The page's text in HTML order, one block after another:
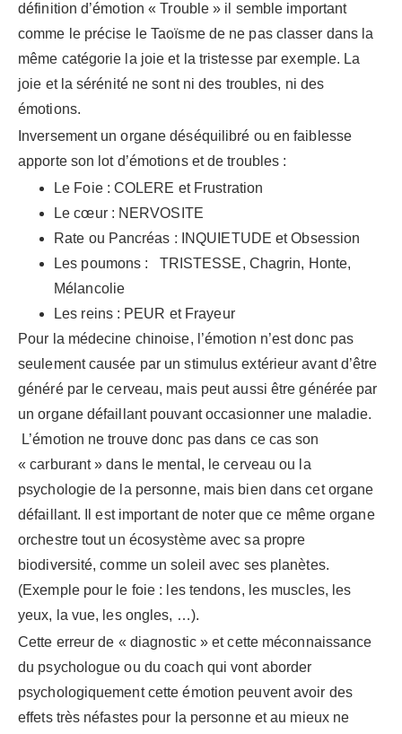
définition d’émotion « Trouble » il semble important
comme le précise le Taoïsme de ne pas classer dans la
même catégorie la joie et la tristesse par exemple. La
joie et la sérénité ne sont ni des troubles, ni des
émotions.
Inversement un organe déséquilibré ou en faiblesse
apporte son lot d’émotions et de troubles :
Le Foie : COLERE et Frustration
Le cœur : NERVOSITE
Rate ou Pancréas : INQUIETUDE et Obsession
Les poumons : TRISTESSE, Chagrin, Honte,
Mélancolie
Les reins : PEUR et Frayeur
Pour la médecine chinoise, l’émotion n’est donc pas
seulement causée par un stimulus extérieur avant d’être
généré par le cerveau, mais peut aussi être générée par
un organe défaillant pouvant occasionner une maladie.
L’émotion ne trouve donc pas dans ce cas son
« carburant » dans le mental, le cerveau ou la
psychologie de la personne, mais bien dans cet organe
défaillant. Il est important de noter que ce même organe
orchestre tout un écosystème avec sa propre
biodiversité, comme un soleil avec ses planètes.
(Exemple pour le foie : les tendons, les muscles, les
yeux, la vue, les ongles, …).
Cette erreur de « diagnostic » et cette méconnaissance
du psychologue ou du coach qui vont aborder
psychologiquement cette émotion peuvent avoir des
effets très néfastes pour la personne et au mieux ne